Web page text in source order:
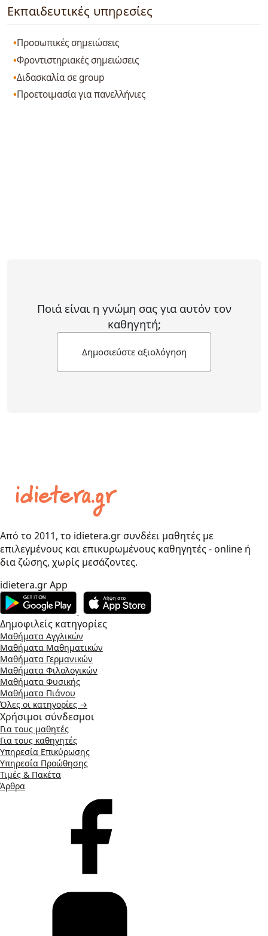
Εκπαιδευτικές υπηρεσίες
Προσωπικές σημειώσεις
Φροντιστηριακές σημειώσεις
Διδασκαλία σε group
Προετοιμασία για πανελλήνιες
Ποιά είναι η γνώμη σας για αυτόν τον
καθηγητή;
Δημοσιεύστε αξιολόγηση
Από το 2011, το idietera.gr συνδέει μαθητές με
επιλεγμένους και επικυρωμένους καθηγητές - online ή
δια ζώσης, χωρίς μεσάζοντες.
idietera.gr App
Δημοφιλείς κατηγορίες
Μαθήματα Αγγλικών
Μαθήματα Μαθηματικών
Μαθήματα Γερμανικών
Μαθήματα Φιλολογικών
Μαθήματα Φυσικής
Μαθήματα Πιάνου
Όλες οι κατηγορίες →
Χρήσιμοι σύνδεσμοι
Για τους μαθητές
Για τους καθηγητές
Υπηρεσία Επικύρωσης
Υπηρεσία Προώθησης
Τιμές & Πακέτα
Άρθρα